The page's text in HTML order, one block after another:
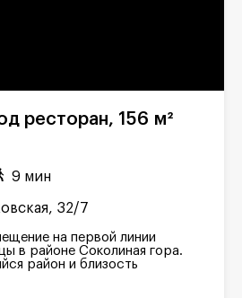
ресторан, 156 м²
9 мин
32/7
на первой линии
в районе Соколиная гора.
район и близость